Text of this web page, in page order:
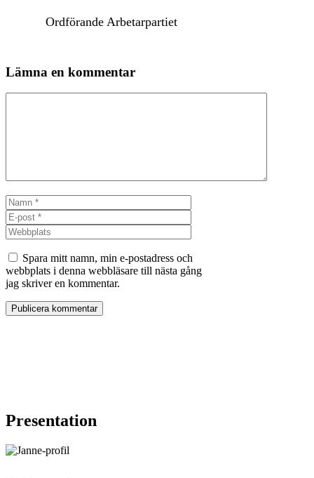
Ordförande Arbetarpartiet
Lämna en kommentar
Namn
post
Spara mitt namn, min e-postadress och
webbplats i denna webbläsare till nästa gång
jag skriver en kommentar.
Presentation